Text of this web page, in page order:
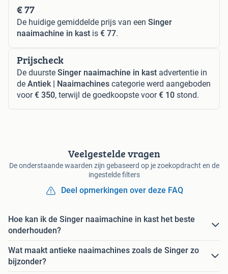
€ 77
De huidige gemiddelde prijs van een Singer
naaimachine in kast is € 77.
Prijscheck
De duurste Singer naaimachine in kast advertentie in
de Antiek | Naaimachines categorie werd aangeboden
voor€ 350, terwijl de goedkoopste voor€ 10 stond.
Veelgestelde vragen
De onderstaande waarden zijn gebaseerd op je zoekopdracht en de
ingestelde filters
Deel opmerkingen over deze FAQ
Hoe kan ik de Singer naaimachine in kast het beste
onderhouden?
Wat maakt antieke naaimachines zoals de Singer zo
bijzonder?